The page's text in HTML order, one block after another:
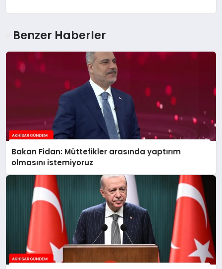
Benzer Haberler
Bakan Fidan: Müttefikler arasında yaptırım
olmasını istemiyoruz